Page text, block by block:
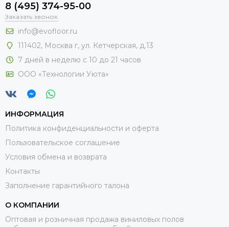
8 (495) 374-95-00
Заказать звонок
info@evofloor.ru
111402, Москва г, ул. Кетчерская, д.13
7 дней в неделю с 10 до 21 часов
ООО «Технологии Уюта»
ИНФОРМАЦИЯ
Политика конфиденциальности и оферта
Пользовательское соглашение
Условия обмена и возврата
Контакты
Заполнение гарантийного талона
О КОМПАНИИ
Оптовая и розничная продажа виниловых полов